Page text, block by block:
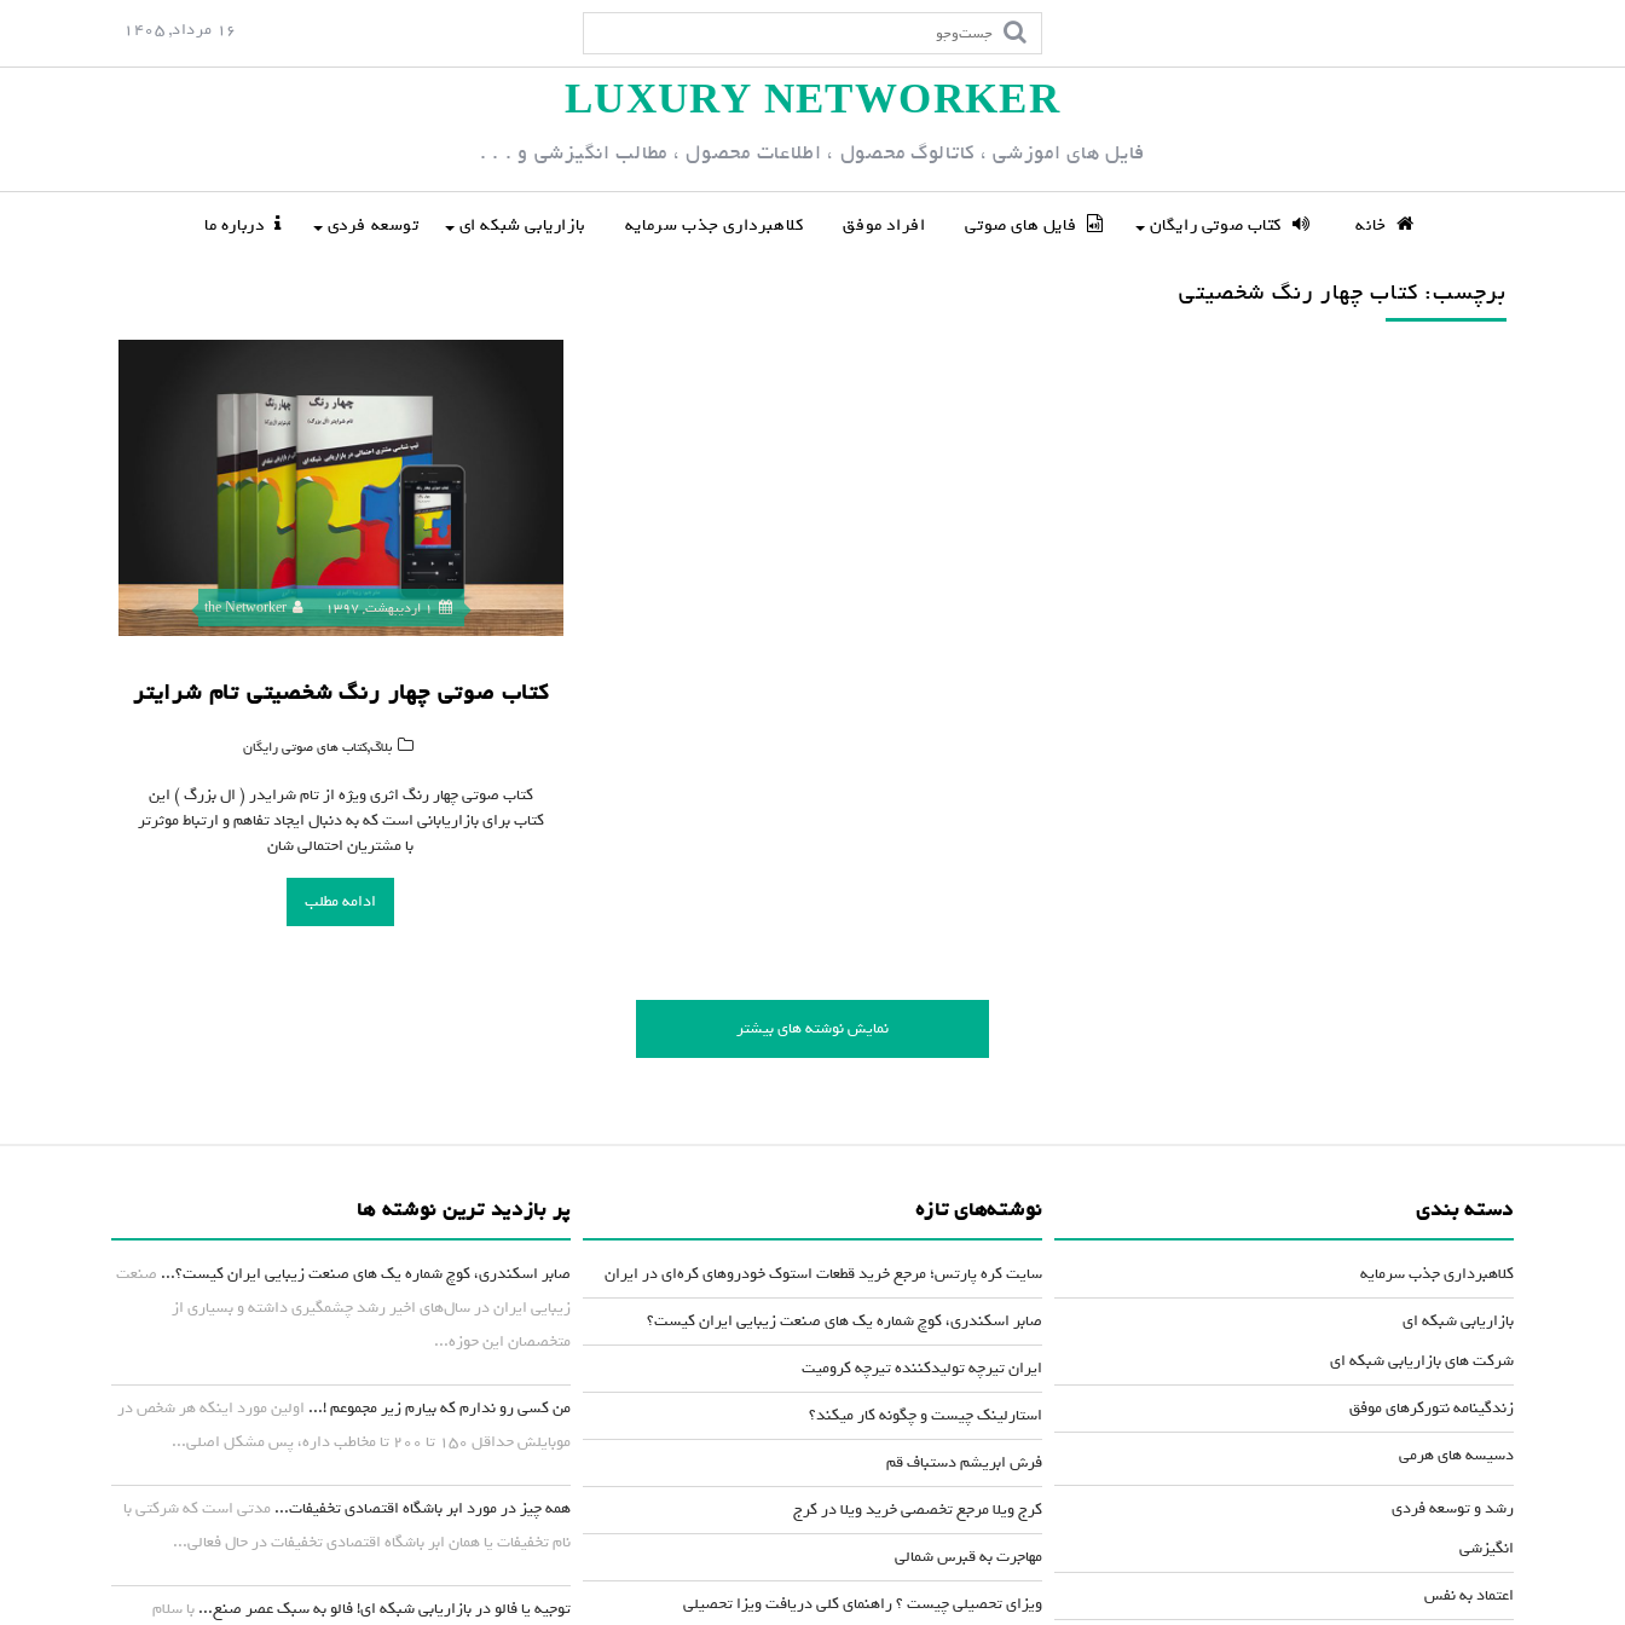
o
16 مرداد, 1405
LUXURY NETWORKER
فایل های اموزشی ، کاتالوگ محصول ، اطلاعات محصول ، مطالب انگیزشی و . . .
خانه کتاب صوتی رایگان فایل های صوتی افراد موفق کلاهبرداری جذب سرمایه بازاریابی شبکه ای توسعه فردی درباره ما
برچسب: کتاب چهار رنگ شخصیتی
1 اردیبهشت, 1397 the Networker
کتاب صوتی چهار رنگ شخصیتی تام شرایتر
بلاگ,کتاب های صوتی رایگان
کتاب صوتی چهار رنگ اثری ویژه از تام شرایدر ( ال بزرگ ) این
کتاب برای بازاریابانی است که به دنبال ایجاد تفاهم و ارتباط موثرتر
با مشتریان احتمالی شان
ادامه مطلب
نمایش نوشته های بیشتر
پر بازدید ترین نوشته ها
صابر اسکندری، کوچ شماره یک های صنعت زیبایی ایران کیست؟... صنعت
زیبایی ایران در سال‌های اخیر رشد چشمگیری داشته و بسیاری از
متخصصان این حوزه...
من کسی رو ندارم که بیارم زیر مجموعم !... اولین مورد اینکه هر شخص در
موبایلش حداقل ۱۵۰ تا ۲۰۰ تا مخاطب داره، پس مشکل اصلی...
همه چیز در مورد ابر باشگاه اقتصادی تخفیفات...مدتی است که شرکتی با
نام تخفیفات یا همان ابر باشگاه اقتصادی تخفیفات در حال فعالی...
توجیه یا فالو در بازاریابی شبکه ای! فالو به سبک عصر صنع...با سلام
نوشته‌های تازه
سایت کره پارتس؛ مرجع خرید قطعات استوک خودروهای کره‌ای در ایران
صابر اسکندری، کوچ شماره یک های صنعت زیبایی ایران کیست؟
ایران تیرچه تولیدکننده تیرچه کرومیت
استارلینک چیست و چگونه کار میکند؟
فرش ابریشم دستباف قم
کرج ویلا مرجع تخصصی خرید ویلا در کرج
مهاجرت به قبرس شمالی
ویزای تحصیلی چیست ؟ راهنمای کلی دریافت ویزا تحصیلی
دسته بندی
کلاهبرداری جذب سرمایه
بازاریابی شبکه ای
شرکت های بازاریابی شبکه ای
زندگینامه نتورکرهای موفق
دسیسه های هرمی
رشد و توسعه فردی
انگیزشی
اعتماد به نفس